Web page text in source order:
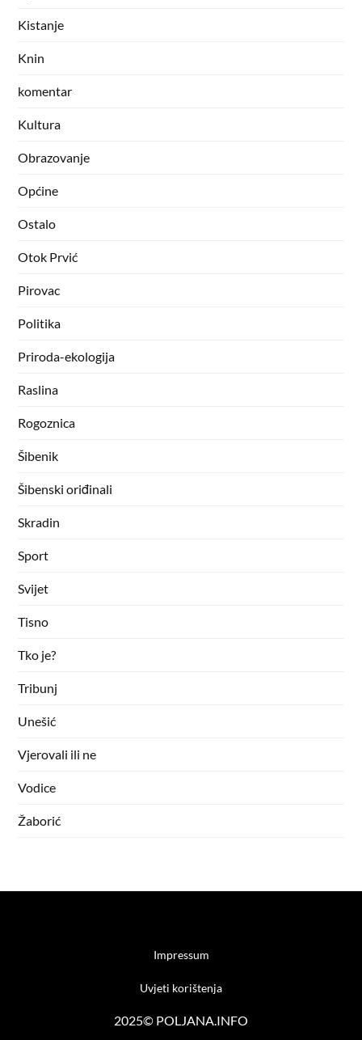
Kistanje
Knin
komentar
Kultura
Obrazovanje
Općine
Ostalo
Otok Prvić
Pirovac
Politika
Priroda-ekologija
Raslina
Rogoznica
Šibenik
Šibenski oriđinali
Skradin
Sport
Svijet
Tisno
Tko je?
Tribunj
Unešić
Vjerovali ili ne
Vodice
Žaborić
Impressum
Uvjeti korištenja
2025© POLJANA.INFO